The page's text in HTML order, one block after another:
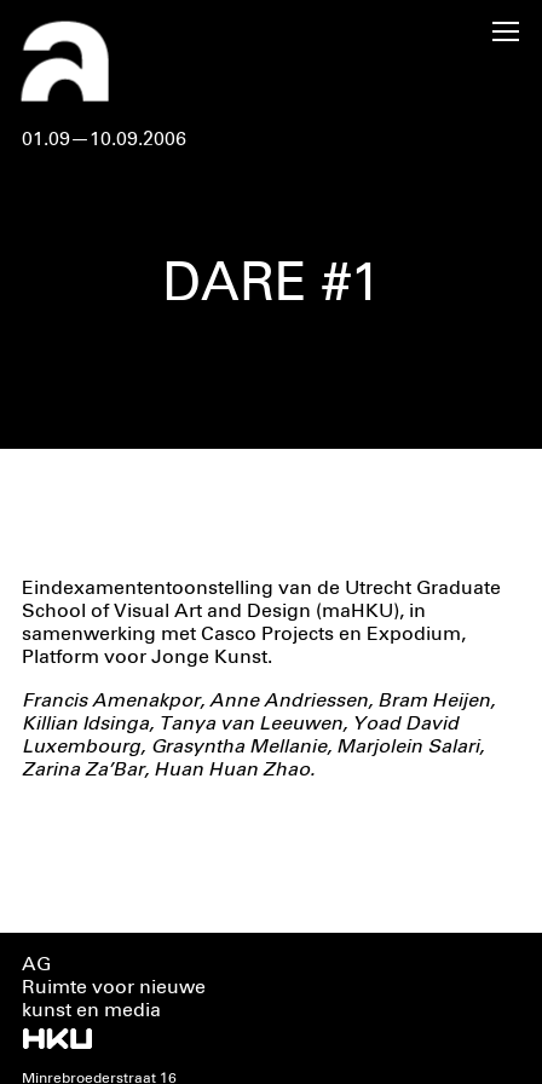
01.09—10.09.2006
DARE #1
Eindexamententoonstelling van de Utrecht Graduate
School of Visual Art and Design (maHKU), in
samenwerking met Casco Projects en Expodium,
Platform voor Jonge Kunst.
Francis Amenakpor, Anne Andriessen, Bram Heijen,
Killian Idsinga, Tanya van Leeuwen, Yoad David
Luxembourg, Grasyntha Mellanie, Marjolein Salari,
Zarina Za’Bar, Huan Huan Zhao.
AG
Ruimte voor nieuwe
kunst en media
Minrebroederstraat 16